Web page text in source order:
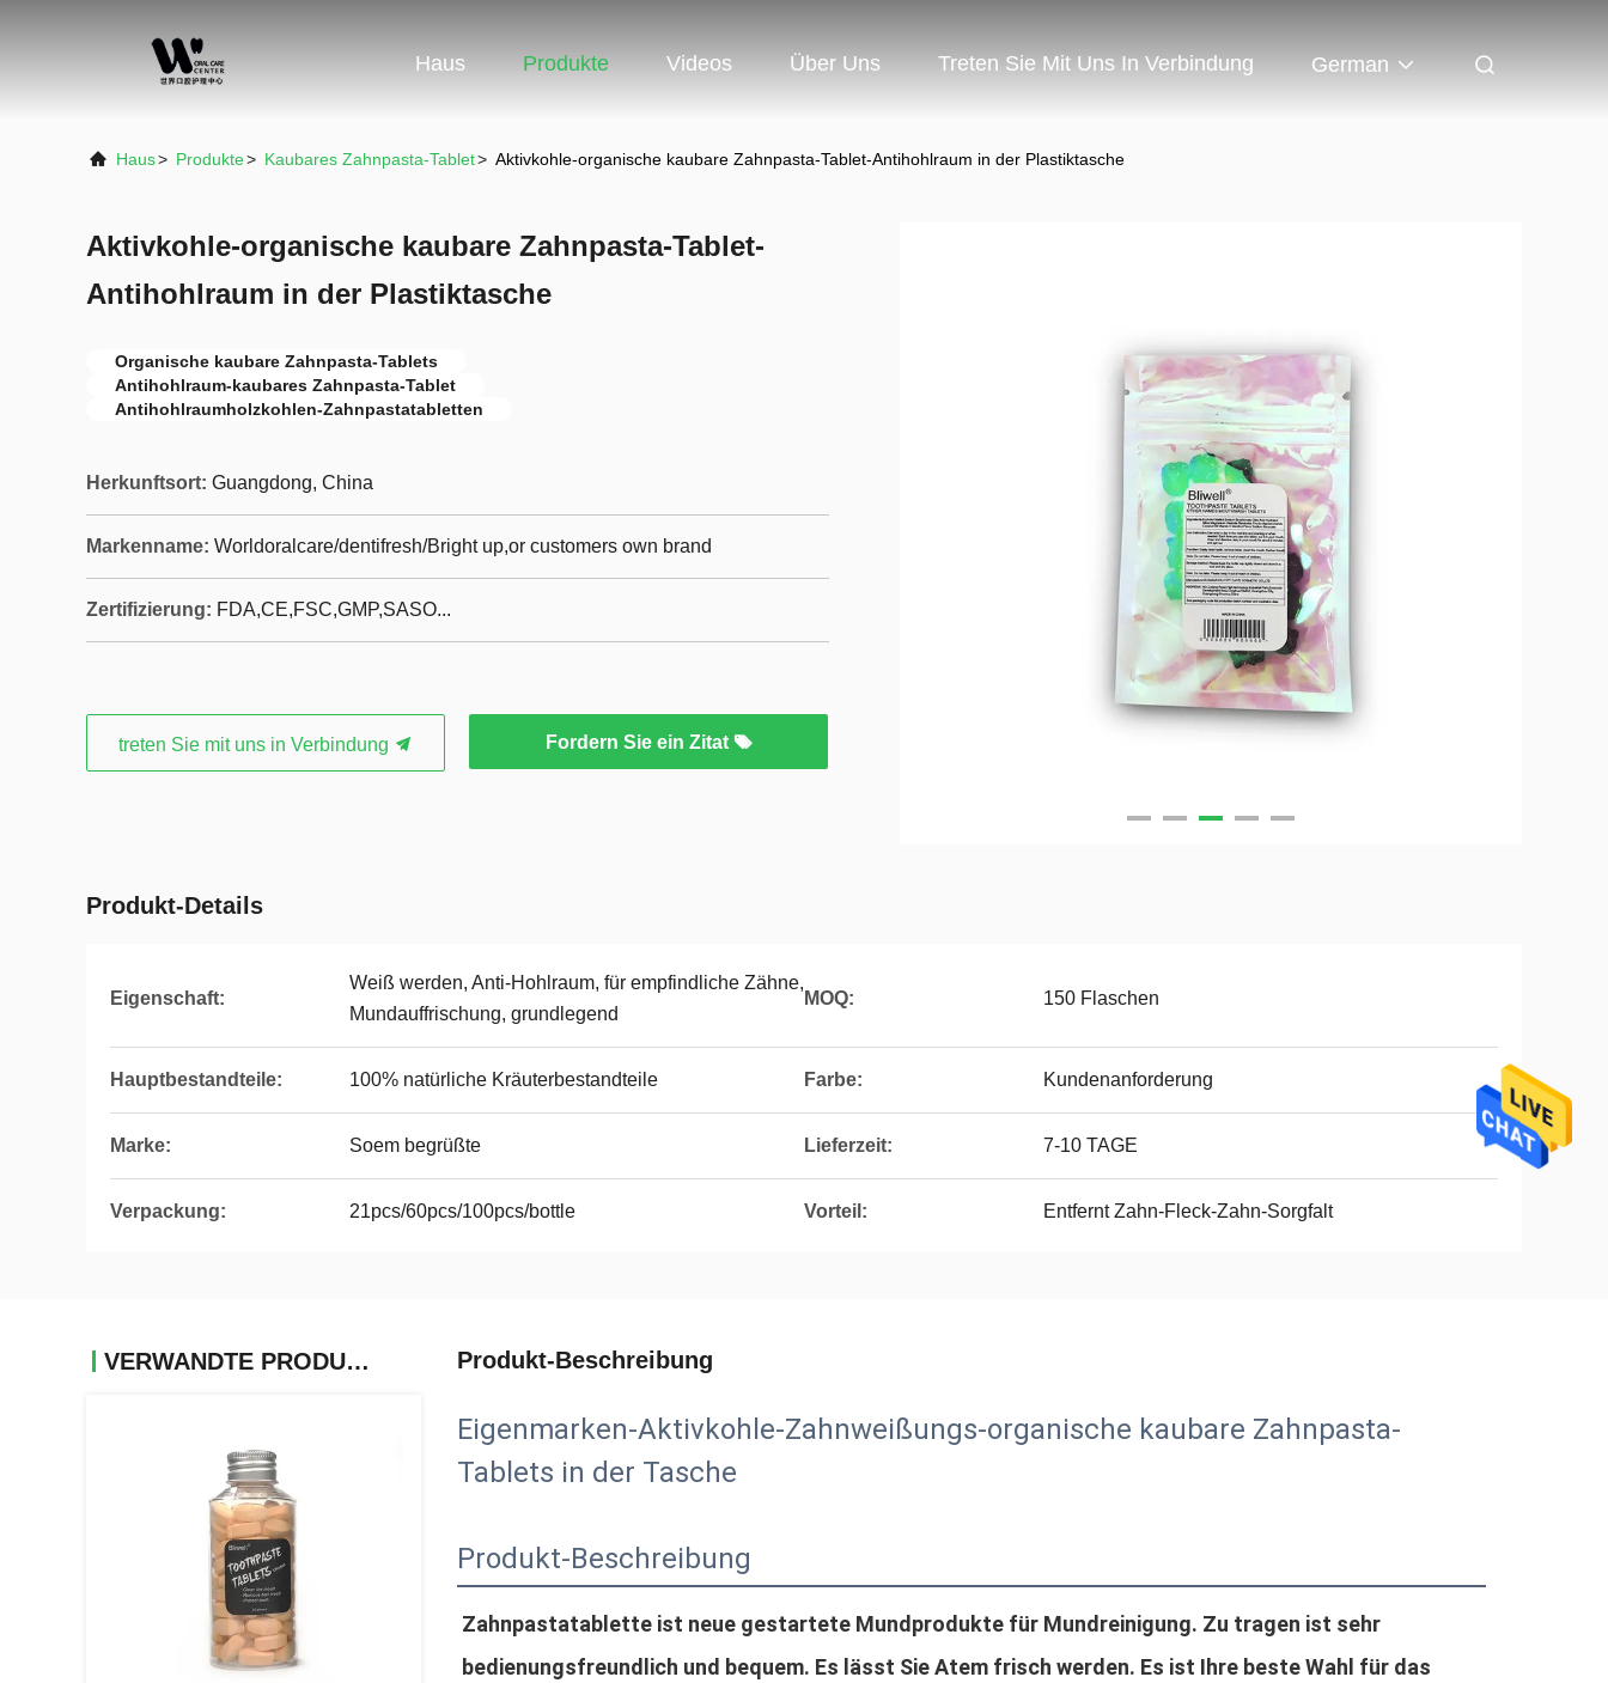
Haus Produkte Videos Über Uns Treten Sie Mit Uns In Verbindung German
Haus> Produkte> Kaubares Zahnpasta-Tablet> Aktivkohle-organische kaubare Zahnpasta-Tablet-Antihohlraum in der Plastiktasche
Aktivkohle-organische kaubare Zahnpasta-Tablet-
Antihohlraum in der Plastiktasche
Organische kaubare Zahnpasta-Tablets
Antihohlraum-kaubares Zahnpasta-Tablet
Antihohlraumholzkohlen-Zahnpastatabletten
Herkunftsort: Guangdong, China
Markenname: Worldoralcare/dentifresh/Bright up,or customers own brand
Zertifizierung: FDA,CE,FSC,GMP,SASO...
treten Sie mit uns in Verbindung Fordern Sie ein Zitat
Produkt-Details
Eigenschaft:
Weiß werden, Anti-Hohlraum, für empfindliche Zähne,
Mundauffrischung, grundlegend
MOQ: 150 Flaschen
Hauptbestandteile: 100% natürliche Kräuterbestandteile Farbe: Kundenanforderung
Marke: Soem begrüßte Lieferzeit: 7-10 TAGE
Verpackung: 21pcs/60pcs/100pcs/bottle Vorteil: Entfernt Zahn-Fleck-Zahn-Sorgfalt
VERWANDTE PRODUKTE Produkt-Beschreibung
Eigenmarken-Aktivkohle-Zahnweißungs-organische kaubare Zahnpasta-
Tablets in der Tasche
Produkt-Beschreibung
Zahnpastatablette ist neue gestartete Mundprodukte für Mundreinigung. Zu tragen ist sehr
bedienungsfreundlich und bequem. Es lässt Sie Atem frisch werden. Es ist Ihre beste Wahl für das